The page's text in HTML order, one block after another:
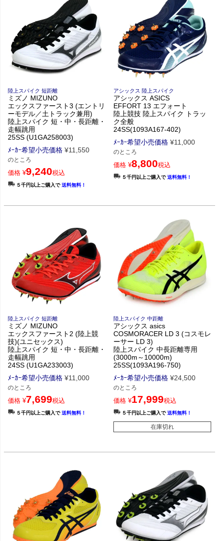
陸上スパイク 短距離
ミズノ MIZUNO
エックスファースト3 (エントリ
ーモデル／土トラック兼用)
陸上スパイク 短・中・長距離・
走幅跳用
25SS (U1GA258003)
ﾒｰｶｰ希望小売価格 ¥11,550
のところ
価格 ¥9,240税込
５千円以上ご購入で送料無料！
アシックス 陸上スパイク
アシックス ASICS
EFFORT 13 エフォート
陸上競技 陸上スパイク トラッ
ク全般
24SS(1093A167-402)
ﾒｰｶｰ希望小売価格 ¥11,000
のところ
価格 ¥8,800税込
５千円以上ご購入で送料無料！
陸上スパイク 短距離
ミズノ MIZUNO
エックスファースト2 (陸上競
技)(ユニセックス)
陸上スパイク 短・中・長距離・
走幅跳用
24SS (U1GA233003)
ﾒｰｶｰ希望小売価格 ¥11,000
のところ
価格 ¥7,699税込
５千円以上ご購入で送料無料！
陸上スパイク 中距離
アシックス asics
COSMORACER LD 3 (コスモレ
ーサー LD 3)
陸上スパイク 中長距離専用
(3000m～10000m)
25SS(1093A196-750)
ﾒｰｶｰ希望小売価格 ¥24,500
のところ
価格 ¥17,999税込
５千円以上ご購入で送料無料！
在庫切れ